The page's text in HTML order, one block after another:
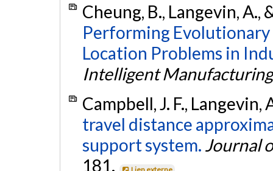
Cheung, B., Langevin,
Performing
Location Problems in
Intelligent Manufacturing
Campbell, J. F., Langevin,
travel distance
support system. Journal
181.